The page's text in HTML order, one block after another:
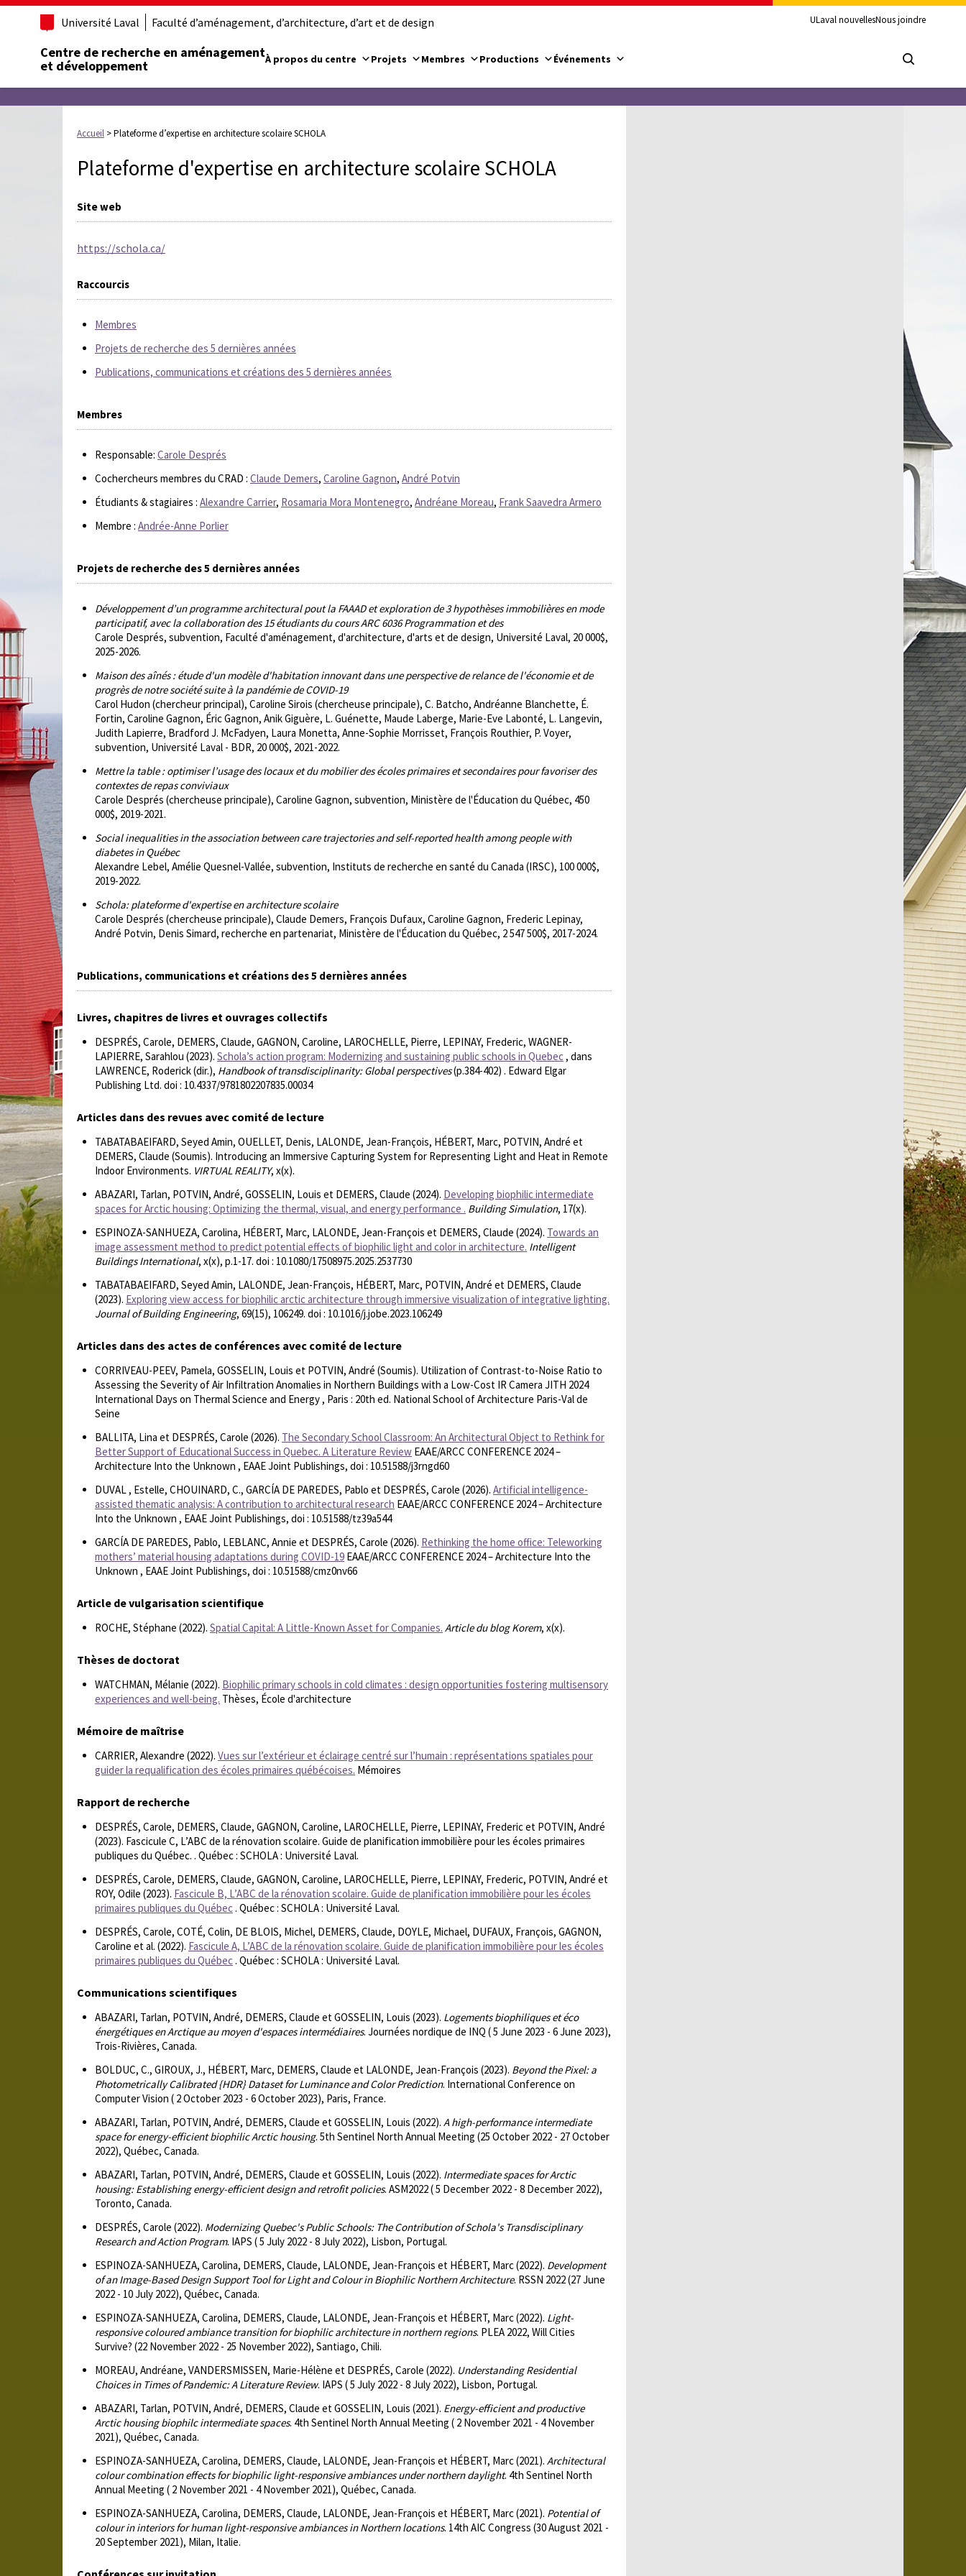
Université Laval Faculté d’aménagement, d’architecture, d’art et de design ULaval nouvellesNous joindre
Centre de recherche en aménagement
et développement
À propos du centre Projets Membres Productions Événements
Accueil >Plateforme d’expertise en architecture scolaire SCHOLA
Plateforme d'expertise en architecture scolaire SCHOLA
Site web
https://schola.ca/
Raccourcis
Membres
Projets de recherche des 5 dernières années
Publications, communications et créations des 5 dernières années
Membres
Responsable: Carole Després
Cochercheurs membres du CRAD : Claude Demers, Caroline Gagnon, André Potvin
Étudiants & stagiaires : Alexandre Carrier, Rosamaria Mora Montenegro, Andréane Moreau, Frank Saavedra Armero
Membre : Andrée-Anne Porlier
Projets de recherche des 5 dernières années
Développement d’un programme architectural pout la FAAAD et exploration de 3 hypothèses immobilières en mode
participatif, avec la collaboration des 15 étudiants du cours ARC 6036 Programmation et des
Carole Després, subvention, Faculté d'aménagement, d'architecture, d'arts et de design, Université Laval, 20 000$,
2025-2026.
Maison des aînés : étude d'un modèle d'habitation innovant dans une perspective de relance de l'économie et de
progrès de notre société suite à la pandémie de COVID-19
Carol Hudon (chercheur principal), Caroline Sirois (chercheuse principale), C. Batcho, Andréanne Blanchette, É.
Fortin, Caroline Gagnon, Éric Gagnon, Anik Giguère, L. Guénette, Maude Laberge, Marie-Eve Labonté, L. Langevin,
Judith Lapierre, Bradford J. McFadyen, Laura Monetta, Anne-Sophie Morrisset, François Routhier, P. Voyer,
subvention, Université Laval - BDR, 20 000$, 2021-2022.
Mettre la table : optimiser l’usage des locaux et du mobilier des écoles primaires et secondaires pour favoriser des
contextes de repas conviviaux
Carole Després (chercheuse principale), Caroline Gagnon, subvention, Ministère de l'Éducation du Québec, 450
000$, 2019-2021.
Social inequalities in the association between care trajectories and self-reported health among people with
diabetes in Québec
Alexandre Lebel, Amélie Quesnel-Vallée, subvention, Instituts de recherche en santé du Canada (IRSC), 100 000$,
2019-2022.
Schola: plateforme d'expertise en architecture scolaire
Carole Després (chercheuse principale), Claude Demers, François Dufaux, Caroline Gagnon, Frederic Lepinay,
André Potvin, Denis Simard, recherche en partenariat, Ministère de l'Éducation du Québec, 2 547 500$, 2017-2024.
Publications, communications et créations des 5 dernières années
Livres, chapitres de livres et ouvrages collectifs
DESPRÉS, Carole, DEMERS, Claude, GAGNON, Caroline, LAROCHELLE, Pierre, LEPINAY, Frederic, WAGNER-
LAPIERRE, Sarahlou (2023). Schola’s action program: Modernizing and sustaining public schools in Quebec, dans
LAWRENCE, Roderick (dir.), Handbook of transdisciplinarity: Global perspectives(p.384-402) . Edward Elgar
Publishing Ltd. doi : 10.4337/9781802207835.00034
Articles dans des revues avec comité de lecture
TABATABAEIFARD, Seyed Amin, OUELLET, Denis, LALONDE, Jean-François, HÉBERT, Marc, POTVIN, André et
DEMERS, Claude (Soumis). Introducing an Immersive Capturing System for Representing Light and Heat in Remote
Indoor Environments. VIRTUAL REALITY, x(x).
ABAZARI, Tarlan, POTVIN, André, GOSSELIN, Louis et DEMERS, Claude (2024). Developing biophilic intermediate
spaces for Arctic housing: Optimizing the thermal, visual, and energy performance . Building Simulation, 17(x).
ESPINOZA-SANHUEZA, Carolina, HÉBERT, Marc, LALONDE, Jean-François et DEMERS, Claude (2024). Towards an
image assessment method to predict potential effects of biophilic light and color in architecture. Intelligent
Buildings International, x(x), p.1-17. doi : 10.1080/17508975.2025.2537730
TABATABAEIFARD, Seyed Amin, LALONDE, Jean-François, HÉBERT, Marc, POTVIN, André et DEMERS, Claude
(2023). Exploring view access for biophilic arctic architecture through immersive visualization of integrative lighting.
Journal of Building Engineering, 69(15), 106249. doi : 10.1016/j.jobe.2023.106249
Articles dans des actes de conférences avec comité de lecture
CORRIVEAU-PEEV, Pamela, GOSSELIN, Louis et POTVIN, André (Soumis). Utilization of Contrast-to-Noise Ratio to
Assessing the Severity of Air Infiltration Anomalies in Northern Buildings with a Low-Cost IR Camera JITH 2024
International Days on Thermal Science and Energy , Paris : 20th ed. National School of Architecture Paris-Val de
Seine
BALLITA, Lina et DESPRÉS, Carole (2026). The Secondary School Classroom: An Architectural Object to Rethink for
Better Support of Educational Success in Quebec. A Literature Review EAAE/ARCC CONFERENCE 2024 –
Architecture Into the Unknown , EAAE Joint Publishings, doi : 10.51588/j3rngd60
DUVAL , Estelle, CHOUINARD, C., GARCÍA DE PAREDES, Pablo et DESPRÉS, Carole (2026). Artificial intelligence-
assisted thematic analysis: A contribution to architectural research EAAE/ARCC CONFERENCE 2024 – Architecture
Into the Unknown , EAAE Joint Publishings, doi : 10.51588/tz39a544
GARCÍA DE PAREDES, Pablo, LEBLANC, Annie et DESPRÉS, Carole (2026). Rethinking the home office: Teleworking
mothers’ material housing adaptations during COVID-19 EAAE/ARCC CONFERENCE 2024 – Architecture Into the
Unknown , EAAE Joint Publishings, doi : 10.51588/cmz0nv66
Article de vulgarisation scientifique
ROCHE, Stéphane (2022). Spatial Capital: A Little-Known Asset for Companies. Article du blog Korem, x(x).
Thèses de doctorat
WATCHMAN, Mélanie (2022). Biophilic primary schools in cold climates : design opportunities fostering multisensory
experiences and well-being. Thèses, École d'architecture
Mémoire de maîtrise
CARRIER, Alexandre (2022). Vues sur l’extérieur et éclairage centré sur l’humain : représentations spatiales pour
guider la requalification des écoles primaires québécoises. Mémoires
Rapport de recherche
DESPRÉS, Carole, DEMERS, Claude, GAGNON, Caroline, LAROCHELLE, Pierre, LEPINAY, Frederic et POTVIN, André
(2023). Fascicule C, L’ABC de la rénovation scolaire. Guide de planification immobilière pour les écoles primaires
publiques du Québec. . Québec : SCHOLA : Université Laval.
DESPRÉS, Carole, DEMERS, Claude, GAGNON, Caroline, LAROCHELLE, Pierre, LEPINAY, Frederic, POTVIN, André et
ROY, Odile (2023). Fascicule B, L’ABC de la rénovation scolaire. Guide de planification immobilière pour les écoles
primaires publiques du Québec. Québec : SCHOLA : Université Laval.
DESPRÉS, Carole, COTÉ, Colin, DE BLOIS, Michel, DEMERS, Claude, DOYLE, Michael, DUFAUX, François, GAGNON,
Caroline et al. (2022). Fascicule A, L’ABC de la rénovation scolaire. Guide de planification immobilière pour les écoles
primaires publiques du Québec. Québec : SCHOLA : Université Laval.
Communications scientifiques
ABAZARI, Tarlan, POTVIN, André, DEMERS, Claude et GOSSELIN, Louis (2023). Logements biophiliques et éco
énergétiques en Arctique au moyen d'espaces intermédiaires. Journées nordique de INQ ( 5 June 2023 - 6 June 2023),
Trois-Rivières, Canada.
BOLDUC, C., GIROUX, J., HÉBERT, Marc, DEMERS, Claude et LALONDE, Jean-François (2023). Beyond the Pixel: a
Photometrically Calibrated {HDR} Dataset for Luminance and Color Prediction. International Conference on
Computer Vision ( 2 October 2023 - 6 October 2023), Paris, France.
ABAZARI, Tarlan, POTVIN, André, DEMERS, Claude et GOSSELIN, Louis (2022). A high-performance intermediate
space for energy-efficient biophilic Arctic housing. 5th Sentinel North Annual Meeting (25 October 2022 - 27 October
2022), Québec, Canada.
ABAZARI, Tarlan, POTVIN, André, DEMERS, Claude et GOSSELIN, Louis (2022). Intermediate spaces for Arctic
housing: Establishing energy-efficient design and retrofit policies. ASM2022 ( 5 December 2022 - 8 December 2022),
Toronto, Canada.
DESPRÉS, Carole (2022). Modernizing Quebec's Public Schools: The Contribution of Schola's Transdisciplinary
Research and Action Program. IAPS ( 5 July 2022 - 8 July 2022), Lisbon, Portugal.
ESPINOZA-SANHUEZA, Carolina, DEMERS, Claude, LALONDE, Jean-François et HÉBERT, Marc (2022). Development
of an Image-Based Design Support Tool for Light and Colour in Biophilic Northern Architecture. RSSN 2022 (27 June
2022 - 10 July 2022), Québec, Canada.
ESPINOZA-SANHUEZA, Carolina, DEMERS, Claude, LALONDE, Jean-François et HÉBERT, Marc (2022). Light-
responsive coloured ambiance transition for biophilic architecture in northern regions. PLEA 2022, Will Cities
Survive? (22 November 2022 - 25 November 2022), Santiago, Chili.
MOREAU, Andréane, VANDERSMISSEN, Marie-Hélène et DESPRÉS, Carole (2022). Understanding Residential
Choices in Times of Pandemic: A Literature Review. IAPS ( 5 July 2022 - 8 July 2022), Lisbon, Portugal.
ABAZARI, Tarlan, POTVIN, André, DEMERS, Claude et GOSSELIN, Louis (2021). Energy-efficient and productive
Arctic housing biophilc intermediate spaces. 4th Sentinel North Annual Meeting ( 2 November 2021 - 4 November
2021), Québec, Canada.
ESPINOZA-SANHUEZA, Carolina, DEMERS, Claude, LALONDE, Jean-François et HÉBERT, Marc (2021). Architectural
colour combination effects for biophilic light-responsive ambiances under northern daylight. 4th Sentinel North
Annual Meeting ( 2 November 2021 - 4 November 2021), Québec, Canada.
ESPINOZA-SANHUEZA, Carolina, DEMERS, Claude, LALONDE, Jean-François et HÉBERT, Marc (2021). Potential of
colour in interiors for human light-responsive ambiances in Northern locations. 14th AIC Congress (30 August 2021 -
20 September 2021), Milan, Italie.